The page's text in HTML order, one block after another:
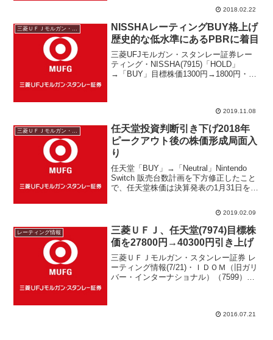
2018.02.22
三菱ＵＦＪモルガン・スタンレー
NISSHAレーティングBUY格上げ
歴史的な低水準にあるPBRに着目
三菱UFJモルガン・スタンレー証券レー
ティング・NISSHA(7915)「HOLD」
→「BUY」目標株価1300円→1800円・
2019.11.08
任天堂投資判断引き下げ2018年
ピークアウト後の株価形成局面入
り
任天堂「BUY」→「Neutral」Nintendo
Switch 販売台数計画を下方修正したこと
で、任天堂株価は決算発表の1月31日を高
ャンスとみる向きもあるが、1...2019.02.09
レーティング情報
三菱ＵＦＪ、任天堂(7974)目標株
価を27800円→40300円引き上げ
三菱ＵＦＪモルガン・スタンレー証券 レ
ーティング情報(7/21)・ＩＤＯＭ（旧ガリ
バー・インターナショナル）（7599）
2016.07.21